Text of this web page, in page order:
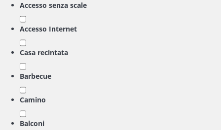
Accesso senza scale
Accesso Internet
Casa recintata
Barbecue
Camino
Balconi